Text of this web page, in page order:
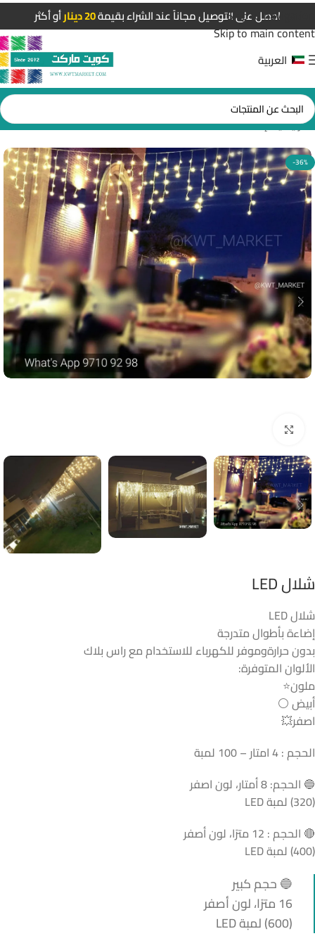
Skip to navigation
Skip to main content
احصل على التوصيل مجاناً عند الشراء بقيمة20 دينار أو أكثر
العربية
الرئيسية/إضاءات LED
-36%
شلال LED
شلال LED
إضاءة بأطوال متدرجة
بدون حرارةوموفر للكهرباء للاستخدام مع راس بلاك
الألوان المتوفرة:
ملون⭐
أبيض ⚪
اصفر💥
الحجم : 4 امتار – 100 لمبة
🔵 الحجم: 8 أمتار، لون اصفر
(320) لمبة LED
🔴 الحجم : 12 مترًا، لون أصفر
(400) لمبة LED
🔵 حجم كبير
16 مترًا، لون أصفر
(600) لمبة LED